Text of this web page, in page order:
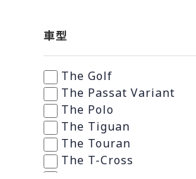
車型
The Golf
The Passat Variant
The Polo
The Tiguan
The Touran
The T-Cross